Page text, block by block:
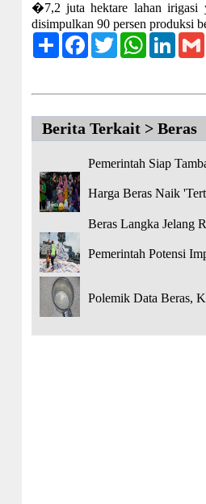
�7,2 juta hektare lahan irigasi
disimpulkan 90 persen produksi
ShareFacebook
TwitterWhatsApp
Berita Terkait > Beras
Pemerintah Siap
Harga Beras Naik
Beras Langka Jelang
Pemerintah Potensi
Polemik Data Beras,